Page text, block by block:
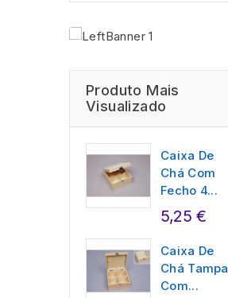
Produto Mais
Visualizado
Caixa De
Chá Com
Fecho 4...
5,25 €
Caixa De
Chá Tampa
Com...